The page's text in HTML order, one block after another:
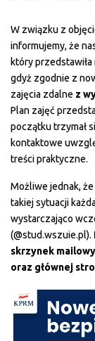
W związku z
informujemy, że
który
gdyż zgodnie z
zajęcia zdalne z
Plan zajęć
początku trzymał
kontaktowe
treści praktyczne.
Możliwe jednak,
takiej sytuacji
wystarczająco
(@stud.wszuie.pl).
skrzynek
oraz głównej